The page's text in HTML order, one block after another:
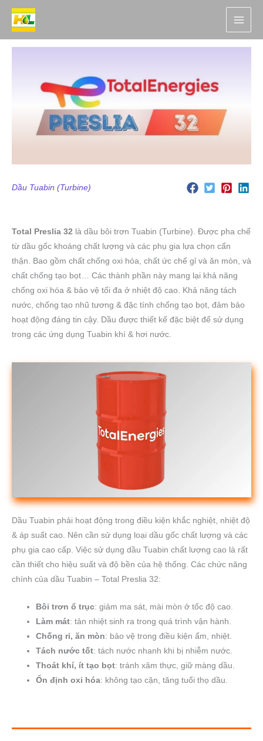
Nhảy
Dầu Tuabin (Turbine)
Total Preslia 32 là dầu bôi trơn Tuabin (Turbine). Được pha chế
từ dầu gốc khoáng chất lượng và các phụ gia lựa chọn cẩn
thận. Bao gồm chất chống oxi hóa, chất ức chế gỉ và ăn mòn, và
chất chống tạo bọt… Các thành phần này mang lại khả năng
chống oxi hóa & bảo vệ tối đa ở nhiệt độ cao. Khả năng tách
nước, chống tạo nhũ tương & đặc tính chống tạo bọt, đảm bảo
hoạt động đáng tin cậy. Dầu được thiết kế đặc biệt để sử dụng
trong các ứng dụng Tuabin khí & hơi nước.
Dầu Tuabin phải hoạt động trong điều kiện khắc nghiệt, nhiệt độ
& áp suất cao. Nên cần sử dụng loại dầu gốc chất lượng và các
phụ gia cao cấp. Việc sử dụng dầu Tuabin chất lượng cao là rất
cần thiết cho hiệu suất và độ bền của hệ thống. Các chức năng
chính của dầu Tuabin – Total Preslia 32:
Bôi trơn ổ trục: giảm ma sát, mài mòn ở tốc độ cao.
Làm mát: tản nhiệt sinh ra trong quá trình vận hành.
Chống rỉ, ăn mòn: bảo vệ trong điều kiện ẩm, nhiệt.
Tách nước tốt: tách nước nhanh khi bị nhiễm nước.
Thoát khí, ít tạo bọt: tránh xâm thực, giữ màng dầu.
Ổn định oxi hóa: không tạo cặn, tăng tuổi thọ dầu.